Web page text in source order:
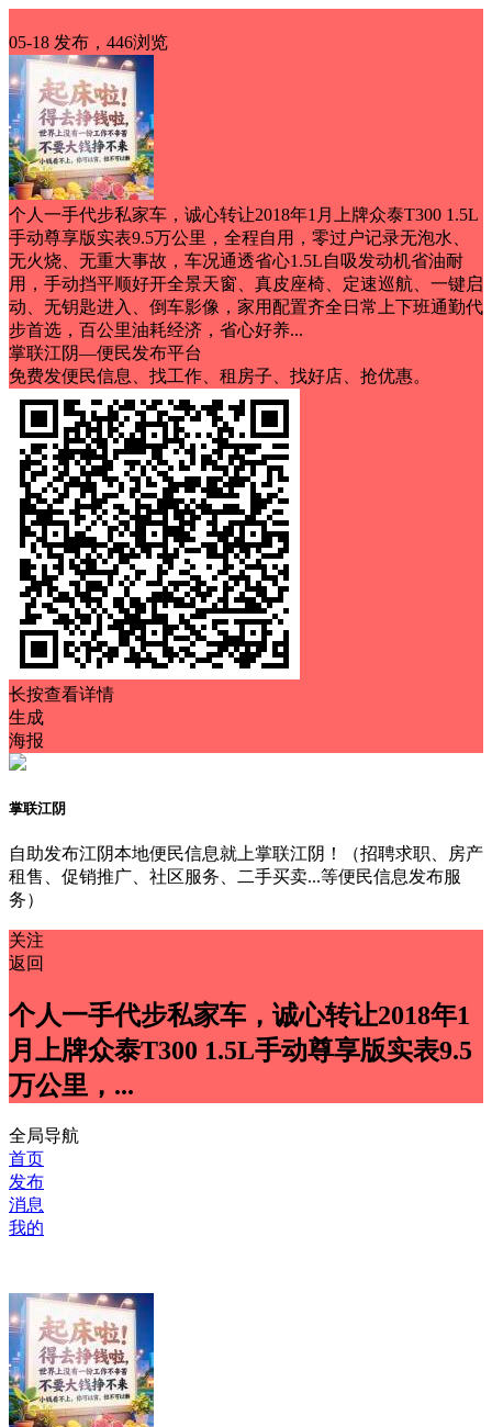
05-18 发布，446浏览
个人一手代步私家车，诚心转让2018年1月上牌众泰T300 1.5L
手动尊享版实表9.5万公里，全程自用，零过户记录无泡水、
无火烧、无重大事故，车况通透省心1.5L自吸发动机省油耐
用，手动挡平顺好开全景天窗、真皮座椅、定速巡航、一键启
动、无钥匙进入、倒车影像，家用配置齐全日常上下班通勤代
步首选，百公里油耗经济，省心好养...
掌联江阴—便民发布平台
免费发便民信息、找工作、租房子、找好店、抢优惠。
长按查看详情
生成
海报
掌联江阴
自助发布江阴本地便民信息就上掌联江阴！（招聘求职、房产
租售、促销推广、社区服务、二手买卖...等便民信息发布服
务）
关注
返回
个人一手代步私家车，诚心转让2018年1
月上牌众泰T300 1.5L手动尊享版实表9.5
万公里，...
全局导航
首页
发布
消息
我的